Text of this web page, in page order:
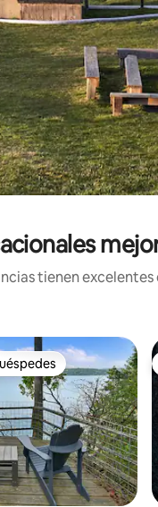
tienen
entre huéspedes